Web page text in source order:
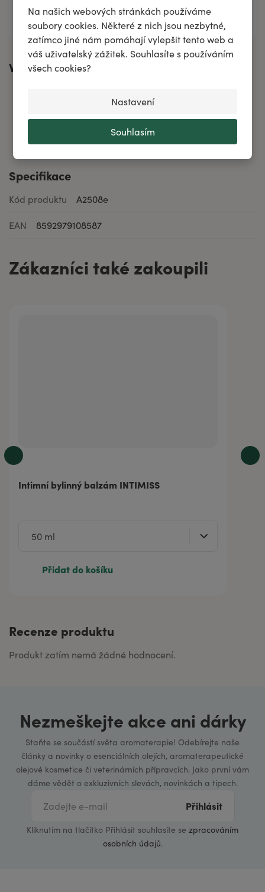
Na našich webových stránkách používáme
soubory cookies. Některé z nich jsou nezbytné,
zatímco jiné nám pomáhají vylepšit tento web a
váš uživatelský zážitek. Souhlasíte s používáním
všech cookies?
Nastavení
Souhlasím
Všechny složky
Vhodné při
Specifikace
Kód produktu A2508e
EAN 8592979108587
Zákazníci také zakoupili
Intimní bylinný balzám INTIMISS
Přidat do košíku
Recenze produktu
Produkt zatím nemá žádné hodnocení.
Nezmeškejte akce ani dárky
Staňte se součástí světa aromaterapie! Odebírejte naše
články a novinky o esenciálních olejích, aromaterapeutické
olejové kosmetice či veterinárních přípravcích. Jako první vám
dáme vědět o exkluzivních slevách, novinkách a tipech.
Přihlásit
Kliknutím na tlačítko Přihlásit souhlasíte se zpracováním
osobních údajů.